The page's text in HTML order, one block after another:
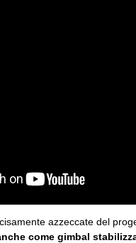
azzeccate del
come gimbal